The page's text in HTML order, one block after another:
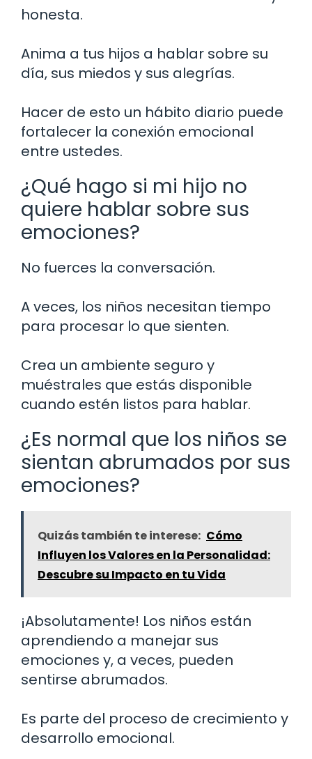
honesta.
Anima a tus hijos a hablar sobre su
día, sus miedos y sus alegrías.
Hacer de esto un hábito diario puede
fortalecer la conexión emocional
entre ustedes.
¿Qué hago si mi hijo no
quiere hablar sobre sus
emociones?
No fuerces la conversación.
A veces, los niños necesitan tiempo
para procesar lo que sienten.
Crea un ambiente seguro y
muéstrales que estás disponible
cuando estén listos para hablar.
¿Es normal que los niños se
sientan abrumados por sus
emociones?
Quizás también te interese: Cómo
Influyen los Valores en la Personalidad:
Descubre su Impacto en tu Vida
¡Absolutamente! Los niños están
aprendiendo a manejar sus
emociones y, a veces, pueden
sentirse abrumados.
Es parte del proceso de crecimiento y
desarrollo emocional.